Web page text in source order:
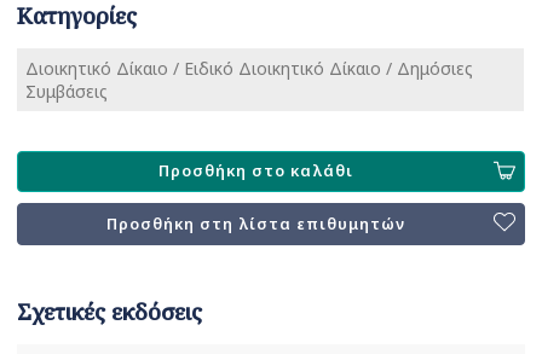
Κατηγορίες
Διοικητικό Δίκαιο / Ειδικό Διοικητικό Δίκαιο / Δημόσιες
Συμβάσεις
Προσθήκη στο καλάθι
Προσθήκη στη λίστα επιθυμητών
Σχετικές εκδόσεις